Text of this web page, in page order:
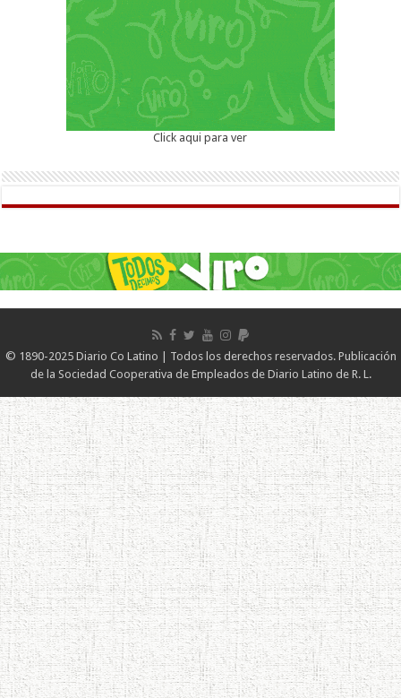
Click aqui para ver
© 1890-2025 Diario Co Latino | Todos los derechos reservados. Publicación
de la Sociedad Cooperativa de Empleados de Diario Latino de R. L.